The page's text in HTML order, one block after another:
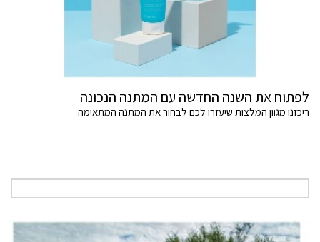
לפתוח את השנה החדשה עם המתנה הנכונה
ריכזנו מגוון המלצות שיעזרו לכם לבחור את המתנה המתאימה